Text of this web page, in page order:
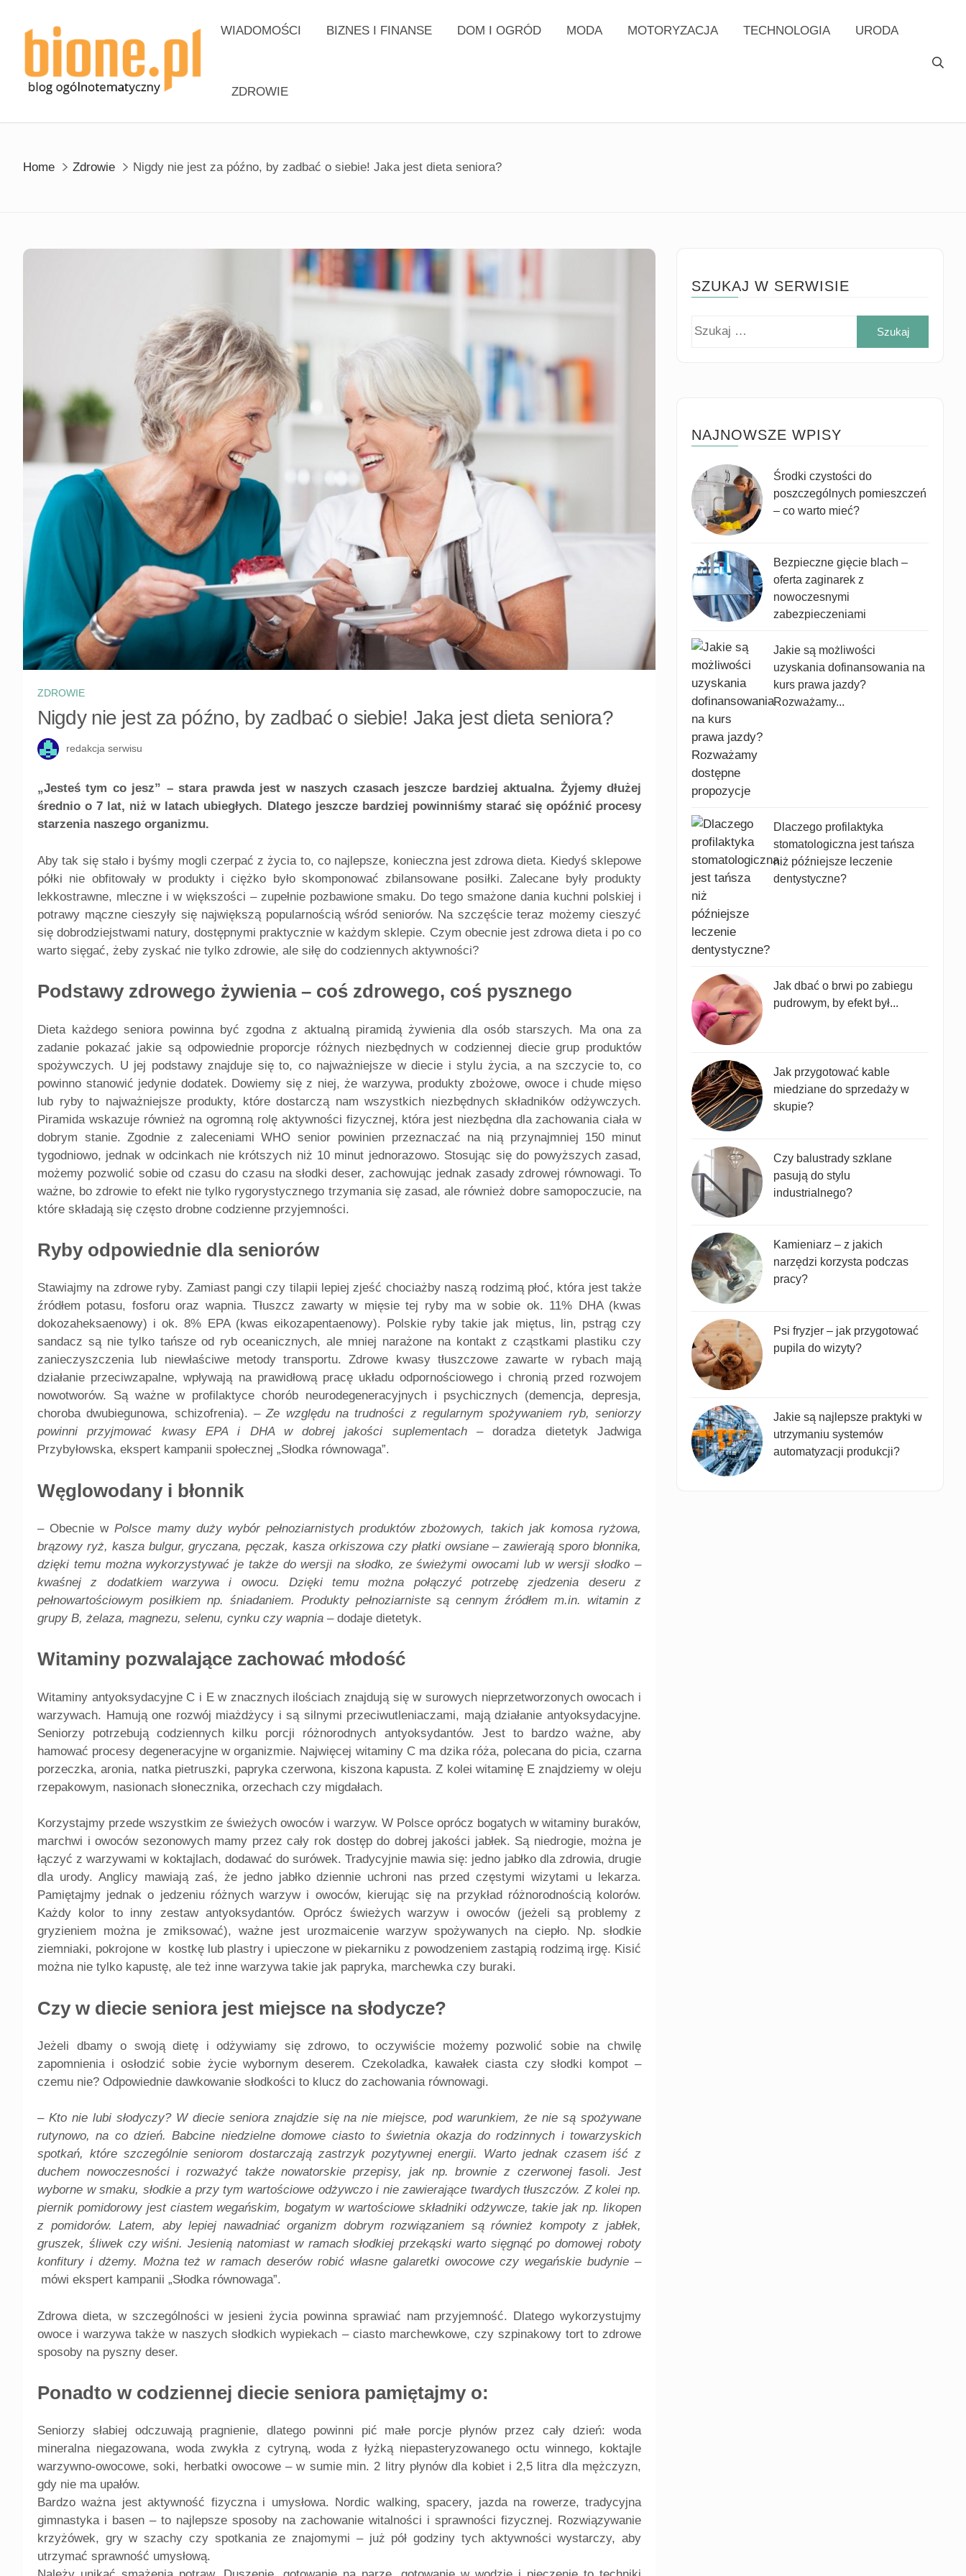
content
WIADOMOŚCI BIZNES I FINANSE DOM I OGRÓD MODA MOTORYZACJA TECHNOLOGIA URODA
ZDROWIE
Home Zdrowie Nigdy nie jest za późno, by zadbać o siebie! Jaka jest dieta seniora?
ZDROWIE
Nigdy nie jest za późno, by zadbać o siebie! Jaka jest dieta seniora?
redakcja serwisu
„Jesteś tym co jesz” – stara prawda jest w naszych czasach jeszcze bardziej aktualna. Żyjemy dłużej
średnio o 7 lat, niż w latach ubiegłych. Dlatego jeszcze bardziej powinniśmy starać się opóźnić procesy
starzenia naszego organizmu.
Aby tak się stało i byśmy mogli czerpać z życia to, co najlepsze, konieczna jest zdrowa dieta. Kiedyś sklepowe
półki nie obfitowały w produkty i ciężko było skomponować zbilansowane posiłki. Zalecane były produkty
lekkostrawne, mleczne i w większości – zupełnie pozbawione smaku. Do tego smażone dania kuchni polskiej i
potrawy mączne cieszyły się największą popularnością wśród seniorów. Na szczęście teraz możemy cieszyć
się dobrodziejstwami natury, dostępnymi praktycznie w każdym sklepie. Czym obecnie jest zdrowa dieta i po co
warto sięgać, żeby zyskać nie tylko zdrowie, ale siłę do codziennych aktywności?
Podstawy zdrowego żywienia – coś zdrowego, coś pysznego
Dieta każdego seniora powinna być zgodna z aktualną piramidą żywienia dla osób starszych. Ma ona za
zadanie pokazać jakie są odpowiednie proporcje różnych niezbędnych w codziennej diecie grup produktów
spożywczych. U jej podstawy znajduje się to, co najważniejsze w diecie i stylu życia, a na szczycie to, co
powinno stanowić jedynie dodatek. Dowiemy się z niej, że warzywa, produkty zbożowe, owoce i chude mięso
lub ryby to najważniejsze produkty, które dostarczą nam wszystkich niezbędnych składników odżywczych.
Piramida wskazuje również na ogromną rolę aktywności fizycznej, która jest niezbędna dla zachowania ciała w
dobrym stanie. Zgodnie z zaleceniami WHO senior powinien przeznaczać na nią przynajmniej 150 minut
tygodniowo, jednak w odcinkach nie krótszych niż 10 minut jednorazowo. Stosując się do powyższych zasad,
możemy pozwolić sobie od czasu do czasu na słodki deser, zachowując jednak zasady zdrowej równowagi. To
ważne, bo zdrowie to efekt nie tylko rygorystycznego trzymania się zasad, ale również dobre samopoczucie, na
które składają się często drobne codzienne przyjemności.
Ryby odpowiednie dla seniorów
Stawiajmy na zdrowe ryby. Zamiast pangi czy tilapii lepiej zjeść chociażby naszą rodzimą płoć, która jest także
źródłem potasu, fosforu oraz wapnia. Tłuszcz zawarty w mięsie tej ryby ma w sobie ok. 11% DHA (kwas
dokozaheksaenowy) i ok. 8% EPA (kwas eikozapentaenowy). Polskie ryby takie jak miętus, lin, pstrąg czy
sandacz są nie tylko tańsze od ryb oceanicznych, ale mniej narażone na kontakt z cząstkami plastiku czy
zanieczyszczenia lub niewłaściwe metody transportu. Zdrowe kwasy tłuszczowe zawarte w rybach mają
działanie przeciwzapalne, wpływają na prawidłową pracę układu odpornościowego i chronią przed rozwojem
nowotworów. Są ważne w profilaktyce chorób neurodegeneracyjnych i psychicznych (demencja, depresja,
choroba dwubiegunowa, schizofrenia). –Ze względu na trudności z regularnym spożywaniem ryb, seniorzy
powinni przyjmować kwasy EPA i DHA w dobrej jakości suplementach– doradza dietetyk Jadwiga
Przybyłowska, ekspert kampanii społecznej „Słodka równowaga”.
Węglowodany i błonnik
– Obecnie wPolsce mamy duży wybór pełnoziarnistych produktów zbożowych, takich jak komosa ryżowa,
brązowy ryż, kasza bulgur, gryczana, pęczak, kasza orkiszowa czy płatki owsiane – zawierają sporo błonnika,
dzięki temu można wykorzystywać je także do wersji na słodko, ze świeżymi owocami lub w wersji słodko –
kwaśnej z dodatkiem warzywa i owocu. Dzięki temu można połączyć potrzebę zjedzenia deseru z
pełnowartościowym posiłkiem np. śniadaniem. Produkty pełnoziarniste są cennym źródłem m.in. witamin z
grupy B, żelaza, magnezu, selenu, cynku czy wapnia – dodaje dietetyk.
Witaminy pozwalające zachować młodość
Witaminy antyoksydacyjne C i E w znacznych ilościach znajdują się w surowych nieprzetworzonych owocach i
warzywach. Hamują one rozwój miażdżycy i są silnymi przeciwutleniaczami, mają działanie antyoksydacyjne.
Seniorzy potrzebują codziennych kilku porcji różnorodnych antyoksydantów. Jest to bardzo ważne, aby
hamować procesy degeneracyjne w organizmie. Najwięcej witaminy C ma dzika róża, polecana do picia, czarna
porzeczka, aronia, natka pietruszki, papryka czerwona, kiszona kapusta. Z kolei witaminę E znajdziemy w oleju
rzepakowym, nasionach słonecznika, orzechach czy migdałach.
Korzystajmy przede wszystkim ze świeżych owoców i warzyw. W Polsce oprócz bogatych w witaminy buraków,
marchwi i owoców sezonowych mamy przez cały rok dostęp do dobrej jakości jabłek. Są niedrogie, można je
łączyć z warzywami w koktajlach, dodawać do surówek. Tradycyjnie mawia się: jedno jabłko dla zdrowia, drugie
dla urody. Anglicy mawiają zaś, że jedno jabłko dziennie uchroni nas przed częstymi wizytami u lekarza.
Pamiętajmy jednak o jedzeniu różnych warzyw i owoców, kierując się na przykład różnorodnością kolorów.
Każdy kolor to inny zestaw antyoksydantów. Oprócz świeżych warzyw i owoców (jeżeli są problemy z
gryzieniem można je zmiksować), ważne jest urozmaicenie warzyw spożywanych na ciepło. Np. słodkie
ziemniaki, pokrojone w kostkę lub plastry i upieczone w piekarniku z powodzeniem zastąpią rodzimą irgę. Kisić
można nie tylko kapustę, ale też inne warzywa takie jak papryka, marchewka czy buraki.
Czy w diecie seniora jest miejsce na słodycze?
Jeżeli dbamy o swoją dietę i odżywiamy się zdrowo, to oczywiście możemy pozwolić sobie na chwilę
zapomnienia i osłodzić sobie życie wybornym deserem. Czekoladka, kawałek ciasta czy słodki kompot –
czemu nie? Odpowiednie dawkowanie słodkości to klucz do zachowania równowagi.
– Kto nie lubi słodyczy? W diecie seniora znajdzie się na nie miejsce, pod warunkiem, że nie są spożywane
rutynowo, na co dzień. Babcine niedzielne domowe ciasto to świetnia okazja do rodzinnych i towarzyskich
spotkań, które szczególnie seniorom dostarczają zastrzyk pozytywnej energii. Warto jednak czasem iść z
duchem nowoczesności i rozważyć także nowatorskie przepisy, jak np. brownie z czerwonej fasoli. Jest
wyborne w smaku, słodkie a przy tym wartościowe odżywczo i nie zawierające twardych tłuszczów. Z kolei np.
piernik pomidorowy jest ciastem wegańskim, bogatym w wartościowe składniki odżywcze, takie jak np. likopen
z pomidorów. Latem, aby lepiej nawadniać organizm dobrym rozwiązaniem są również kompoty z jabłek,
gruszek, śliwek czy wiśni. Jesienią natomiast w ramach słodkiej przekąski warto sięgnąć po domowej roboty
konfitury i dżemy. Można też w ramach deserów robić własne galaretki owocowe czy wegańskie budynie –
mówi ekspert kampanii „Słodka równowaga”.
Zdrowa dieta, w szczególności w jesieni życia powinna sprawiać nam przyjemność. Dlatego wykorzystujmy
owoce i warzywa także w naszych słodkich wypiekach – ciasto marchewkowe, czy szpinakowy tort to zdrowe
sposoby na pyszny deser.
Ponadto w codziennej diecie seniora pamiętajmy o:
Seniorzy słabiej odczuwają pragnienie, dlatego powinni pić małe porcje płynów przez cały dzień: woda
mineralna niegazowana, woda zwykła z cytryną, woda z łyżką niepasteryzowanego octu winnego, koktajle
warzywno-owocowe, soki, herbatki owocowe – w sumie min. 2 litry płynów dla kobiet i 2,5 litra dla mężczyzn,
gdy nie ma upałów.
Bardzo ważna jest aktywność fizyczna i umysłowa. Nordic walking, spacery, jazda na rowerze, tradycyjna
gimnastyka i basen – to najlepsze sposoby na zachowanie witalności i sprawności fizycznej. Rozwiązywanie
krzyżówek, gry w szachy czy spotkania ze znajomymi – już pół godziny tych aktywności wystarczy, aby
utrzymać sprawność umysłową.
SZUKAJ W SERWISIE
NAJNOWSZE WPISY
Środki czystości do
poszczególnych pomieszczeń
– co warto mieć?
Bezpieczne gięcie blach –
oferta zaginarek z
nowoczesnymi
zabezpieczeniami
Jakie są możliwości
uzyskania dofinansowania na
kurs prawa jazdy?
Rozważamy...
Dlaczego profilaktyka
stomatologiczna jest tańsza
niż późniejsze leczenie
dentystyczne?
Jak dbać o brwi po zabiegu
pudrowym, by efekt był...
Jak przygotować kable
miedziane do sprzedaży w
skupie?
Czy balustrady szklane
pasują do stylu
industrialnego?
Kamieniarz – z jakich
narzędzi korzysta podczas
pracy?
Psi fryzjer – jak przygotować
pupila do wizyty?
Jakie są najlepsze praktyki w
utrzymaniu systemów
automatyzacji produkcji?